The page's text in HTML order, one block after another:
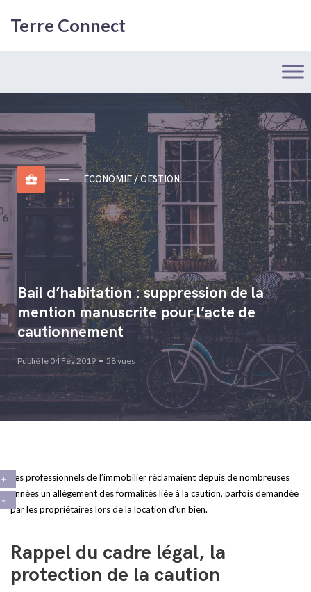
Terre Connect
business_center ÉCONOMIE / GESTION
Bail d’habitation : suppression de la
mention manuscrite pour l’acte de
cautionnement
Publié le 04 Fév 2019 58 vues
Les professionnels de l’immobilier réclamaient depuis de nombreuses
années un allègement des formalités liée à la caution, parfois demandée
par les propriétaires lors de la location d’un bien.
Rappel du cadre légal, la
protection de la caution